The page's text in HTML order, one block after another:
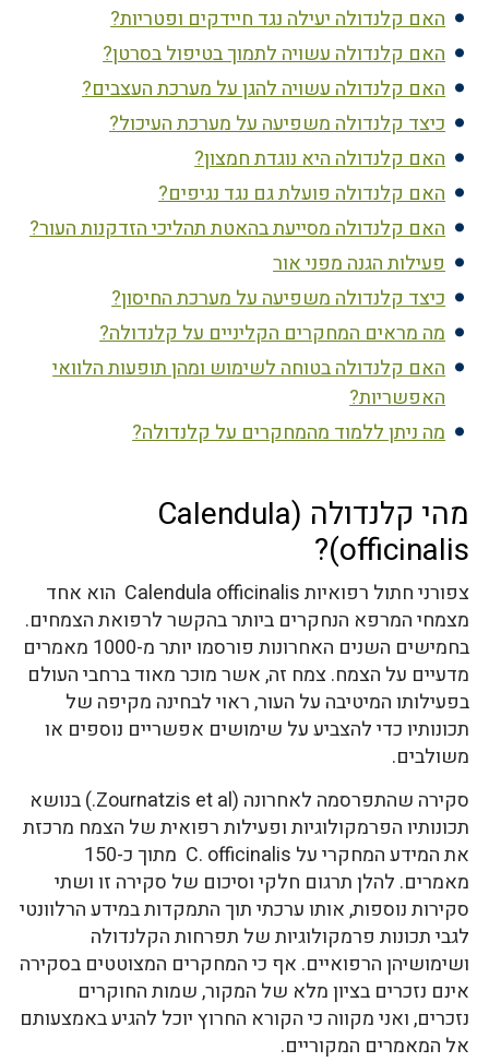
האם קלנדולה יעילה נגד חיידקים ופטריות?
האם קלנדולה עשויה לתמוך בטיפול בסרטן?
האם קלנדולה עשויה להגן על מערכת העצבים?
כיצד קלנדולה משפיעה על מערכת העיכול?
האם קלנדולה היא נוגדת חמצון?
האם קלנדולה פועלת גם נגד נגיפים?
האם קלנדולה מסייעת בהאטת תהליכי הזדקנות העור?
פעילות הגנה מפני אור
כיצד קלנדולה משפיעה על מערכת החיסון?
מה מראים המחקרים הקליניים על קלנדולה?
האם קלנדולה בטוחה לשימוש ומהן תופעות הלוואי
האפשריות?
מה ניתן ללמוד מהמחקרים על קלנדולה?
מהי קלנדולה (Calendula
officinalis)?
צפורני חתול רפואיות Calendula officinalis הוא אחד
מצמחי המרפא הנחקרים ביותר בהקשר לרפואת הצמחים.
בחמישים השנים האחרונות פורסמו יותר מ-1000 מאמרים
מדעיים על הצמח. צמח זה, אשר מוכר מאוד ברחבי העולם
בפעילותו המיטיבה על העור, ראוי לבחינה מקיפה של
תכונותיו כדי להצביע על שימושים אפשריים נוספים או
משולבים.
סקירה שהתפרסמה לאחרונה (Zournatzis et al.) בנושא
תכונותיו הפרמקולוגיות ופעילות רפואית של הצמח מרכזת
את המידע המחקרי על C. officinalis מתוך כ-150
מאמרים. להלן תרגום חלקי וסיכום של סקירה זו ושתי
סקירות נוספות, אותו ערכתי תוך התמקדות במידע הרלוונטי
לגבי תכונות פרמקולוגיות של תפרחות הקלנדולה
ושימושיהן הרפואיים. אף כי המחקרים המצוטטים בסקירה
אינם נזכרים בציון מלא של המקור, שמות החוקרים
נזכרים, ואני מקווה כי הקורא החרוץ יוכל להגיע באמצעותם
אל המאמרים המקוריים.